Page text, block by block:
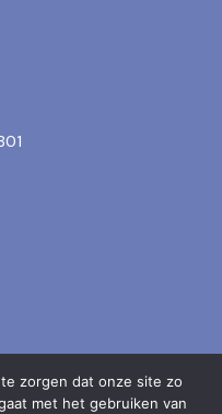
zorgen dat onze site zo
met het gebruiken van